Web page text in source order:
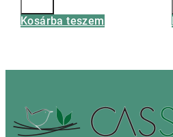
Kosárba teszem